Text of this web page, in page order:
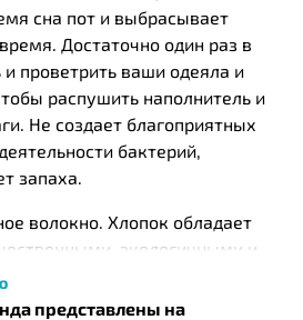
сна пот и выбрасывает
Достаточно один раз в
проветрить ваши одеяла и
распушить наполнитель и
Не создает благоприятных
бактерий,
запаха.
волокно. Хлопок обладает
экологичными и
Хлопок
практичностью, простотой
представлены на